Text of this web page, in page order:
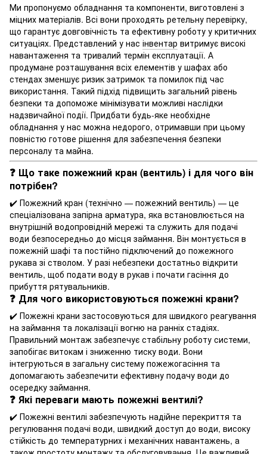
Ми пропонуємо обладнання та компоненти, виготовлені з
міцних матеріалів. Всі вони проходять ретельну перевірку,
що гарантує довговічність та ефективну роботу у критичних
ситуаціях. Представлений у нас інвентар витримує високі
навантаження та тривалий термін експлуатації. А
продумане розташування всіх елементів у шафах або
стендах зменшує ризик затримок та помилок під час
використання. Такий підхід підвищить загальний рівень
безпеки та допоможе мінімізувати можливі наслідки
надзвичайної події. Придбати будь-яке необхідне
обладнання у нас можна недорого, отримавши при цьому
повністю готове рішення для забезпечення безпеки
персоналу та майна.
❓ Що таке пожежний кран (вентиль) і для чого він
потрібен?
✔️ Пожежний кран (технічно — пожежний вентиль) — це
спеціалізована запірна арматура, яка встановлюється на
внутрішній водопровідній мережі та служить для подачі
води безпосередньо до місця займання. Він монтується в
пожежній шафі та постійно підключений до пожежного
рукава зі стволом. У разі небезпеки достатньо відкрити
вентиль, щоб подати воду в рукав і почати гасіння до
прибуття рятувальників.
❓ Для чого використовуються пожежні крани?
✔️ Пожежні крани застосовуються для швидкого реагування
на займання та локалізації вогню на ранніх стадіях.
Правильний монтаж забезпечує стабільну роботу системи,
запобігає витокам і зниженню тиску води. Вони
інтегруються в загальну систему пожежогасіння та
допомагають забезпечити ефективну подачу води до
осередку займання.
❓ Які переваги мають пожежні вентилі?
✔️ Пожежні вентилі забезпечують надійне перекриття та
регулювання подачі води, швидкий доступ до води, високу
стійкість до температурних і механічних навантажень, а